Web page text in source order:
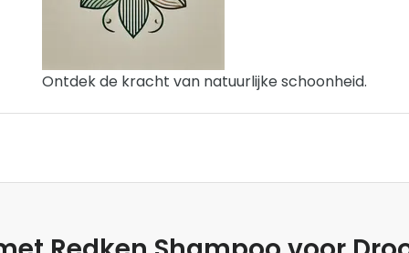
Ontdek de kracht van natuurlijke schoonheid.